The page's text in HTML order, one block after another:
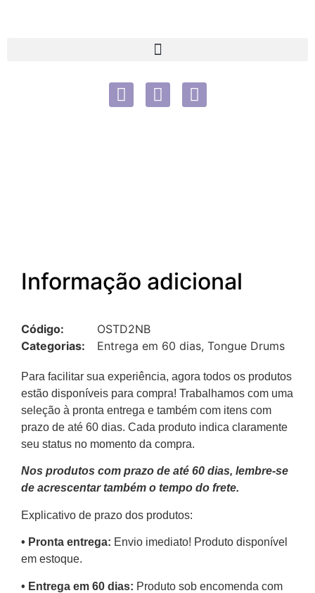
Informação adicional
Código:
OSTD2NB
Categorias:
Entrega em 60 dias, Tongue Drums
Para facilitar sua experiência, agora todos os produtos
estão disponíveis para compra! Trabalhamos com uma
seleção à pronta entrega e também com itens com
prazo de até 60 dias. Cada produto indica claramente
seu status no momento da compra.
Nos produtos com prazo de até 60 dias, lembre-se
de acrescentar também o tempo do frete.
Explicativo de prazo dos produtos:
•⁠ ⁠Pronta entrega: Envio imediato! Produto disponível
em estoque.
•⁠ Entrega em 60 dias: Produto sob encomenda com